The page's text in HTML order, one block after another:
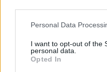
Personal Data
I want to opt-out of the
personal data.
Opted In
gastos en bienes
setenta y nueve con
origen y destino la
42E) correspondiente al